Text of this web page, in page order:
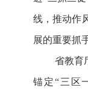
线，推动作
展的重要抓
省教育
锚定“三区